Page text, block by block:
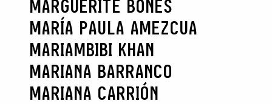
MARGUERITE BONES
MARÍA PAULA AMEZCUA
MARIAMBIBI KHAN
MARIANA BARRANCO
MARIANA CARRIÓN